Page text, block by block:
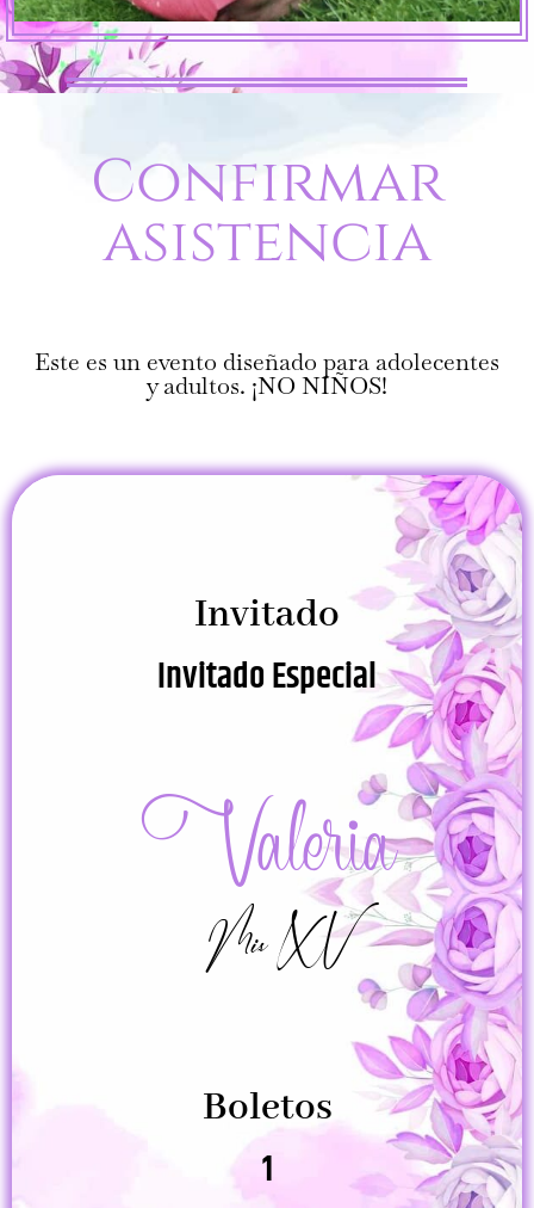
Confirmar
asistencia
Este es un evento diseñado para adolecentes
y adultos. ¡NO NIÑOS!
Invitado
Invitado Especial
Valeria
Mis XV
Boletos
1